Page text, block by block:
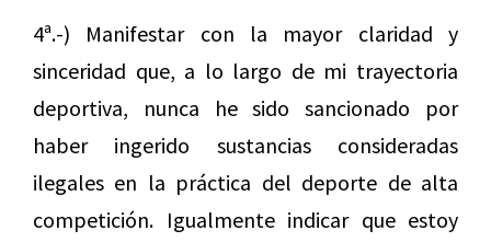
4ª.-) Manifestar con la mayor claridad y
sinceridad que, a lo largo de mi trayectoria
deportiva, nunca he sido sancionado por
haber ingerido sustancias consideradas
ilegales en la práctica del deporte de alta
competición. Igualmente indicar que estoy